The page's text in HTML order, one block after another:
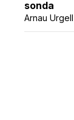
sonda
Arnau